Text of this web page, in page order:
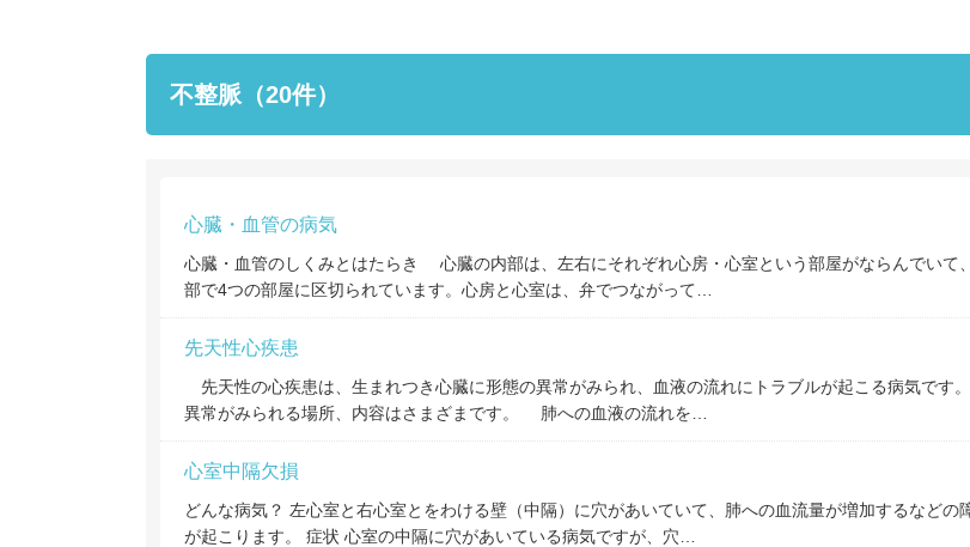
不整脈（20件）
心臓・血管の病気
心臓・血管のしくみとはたらき 心臓の内部は、左右にそれぞれ心房・心室という部屋がならんでいて
部で4つの部屋に区切られています。心房と心室は、弁でつながって…
先天性心疾患
先天性の心疾患は、生まれつき心臓に形態の異常がみられ、血液の流れにトラブルが起こる病気です
異常がみられる場所、内容はさまざまです。 肺への血液の流れを…
心室中隔欠損
どんな病気？ 左心室と右心室とをわける壁（中隔）に穴があいていて、肺への血流量が増加するなどの
が起こります。 症状 心室の中隔に穴があいている病気ですが、穴…